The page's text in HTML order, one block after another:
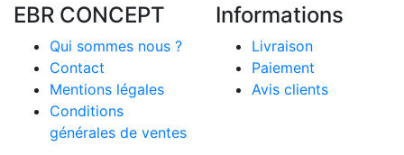
EBR CONCEPT
Qui sommes nous ?
Contact
Mentions légales
Conditions
générales de ventes
Informations
Livraison
Paiement
Avis clients